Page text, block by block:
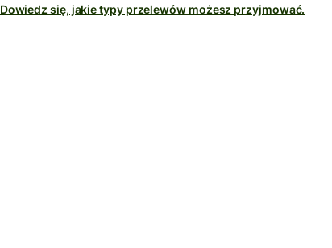
Dowiedz się, jakie typy przelewów możesz przyjmować.